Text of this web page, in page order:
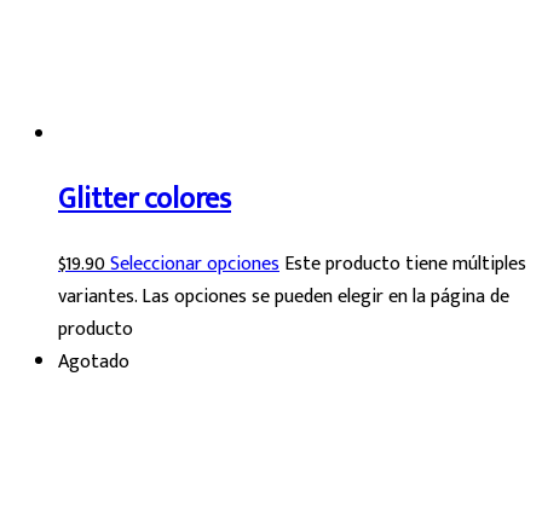
Glitter colores
$19.90Seleccionar opcionesEste producto tiene múltiples
variantes. Las opciones se pueden elegir en la página de
producto
Agotado